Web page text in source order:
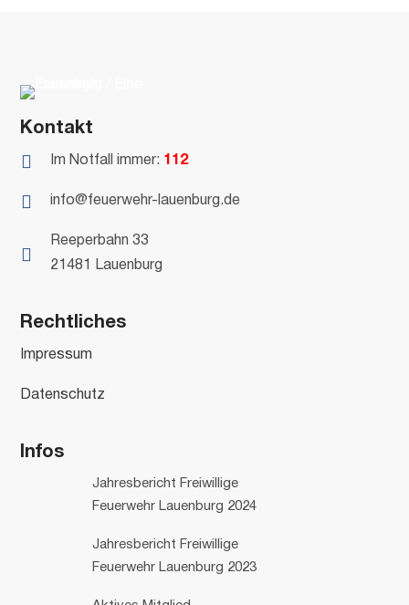
Kontakt
 Im Notfall immer: 112
 info@feuerwehr-lauenburg.de

Reeperbahn 33
21481 Lauenburg
Rechtliches
Impressum
Datenschutz
Infos
Jahresbericht Freiwillige
Feuerwehr Lauenburg 2024
Jahresbericht Freiwillige
Feuerwehr Lauenburg 2023